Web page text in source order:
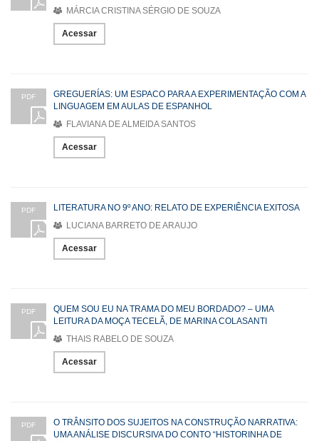
MÁRCIA CRISTINA SÉRGIO DE SOUZA
Acessar
PDF
GREGUERÍAS: UM ESPACO PARA A EXPERIMENTAÇÃO COM A
LINGUAGEM EM AULAS DE ESPANHOL
FLAVIANA DE ALMEIDA SANTOS
Acessar
PDF
LITERATURA NO 9º ANO: RELATO DE EXPERIÊNCIA EXITOSA
LUCIANA BARRETO DE ARAUJO
Acessar
PDF
QUEM SOU EU NA TRAMA DO MEU BORDADO? – UMA
LEITURA DA MOÇA TECELÃ, DE MARINA COLASANTI
THAIS RABELO DE SOUZA
Acessar
PDF
O TRÂNSITO DOS SUJEITOS NA CONSTRUÇÃO NARRATIVA:
UMA ANÁLISE DISCURSIVA DO CONTO “HISTORINHA DE